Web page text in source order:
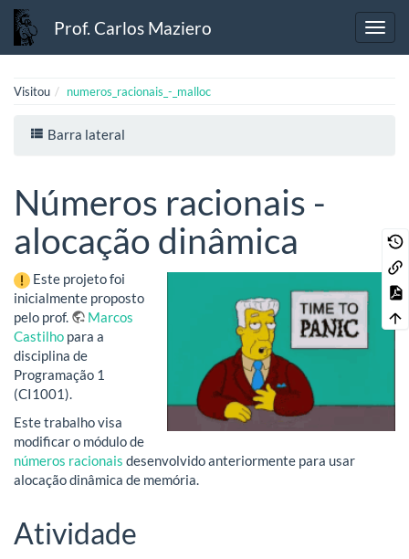
Prof. Carlos Maziero
Visitou numeros_racionais_-_malloc
Barra lateral
Números racionais -
alocação dinâmica
Este projeto foi
inicialmente proposto
pelo prof.
Marcos
Castilho para a
disciplina de
Programação 1
(CI1001).
Este trabalho visa
modificar o módulo de
números racionais desenvolvido anteriormente para usar
alocação dinâmica de memória.
Atividade